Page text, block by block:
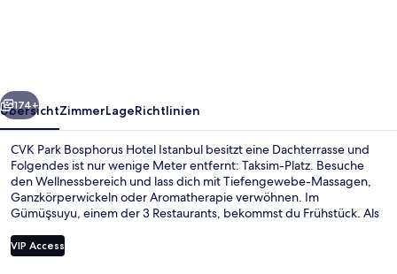
Weiter
174+
ÜbersichtZimmerLageRichtlinien
CVK Park Bosphorus Hotel Istanbul besitzt eine Dachterrasse und
Folgendes ist nur wenige Meter entfernt: Taksim-Platz. Besuche
den Wellnessbereich und lass dich mit Tiefengewebe-Massagen,
Ganzkörperwickeln oder Aromatherapie verwöhnen. Im
Gümüşsuyu, einem der 3 Restaurants, bekommst du Frühstück. Als
Innenpool, eine Loungebar und einen Fitnessbereich. Andere
Reisende lieben das hilfsbereite Personal. Die öffentlichen
VIP Access